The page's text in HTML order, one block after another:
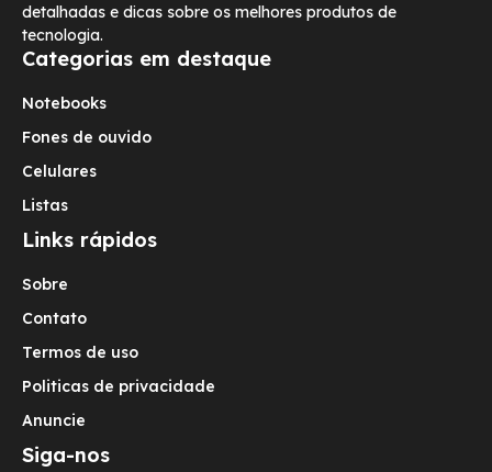
detalhadas e dicas sobre os melhores produtos de
tecnologia.
Categorias em destaque
Notebooks
Fones de ouvido
Celulares
Listas
Links rápidos
Sobre
Contato
Termos de uso
Politicas de privacidade
Anuncie
Siga-nos